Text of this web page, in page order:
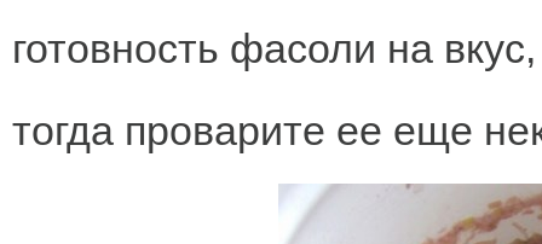
готовность фасоли на
тогда проварите ее еще